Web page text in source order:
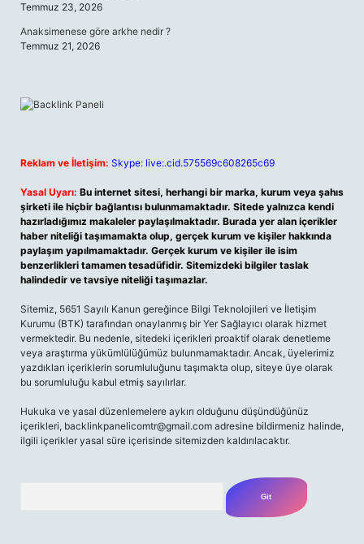
Temmuz 23, 2026
Anaksimenese göre arkhe nedir ?
Temmuz 21, 2026
Reklam ve İletişim: Skype: live:.cid.575569c608265c69
Yasal Uyarı: Bu internet sitesi, herhangi bir marka, kurum veya şahıs
şirketi ile hiçbir bağlantısı bulunmamaktadır. Sitede yalnızca kendi
hazırladığımız makaleler paylaşılmaktadır. Burada yer alan içerikler
haber niteliği taşımamakta olup, gerçek kurum ve kişiler hakkında
paylaşım yapılmamaktadır. Gerçek kurum ve kişiler ile isim
benzerlikleri tamamen tesadüfidir. Sitemizdeki bilgiler taslak
halindedir ve tavsiye niteliği taşımazlar.
Sitemiz, 5651 Sayılı Kanun gereğince Bilgi Teknolojileri ve İletişim
Kurumu (BTK) tarafından onaylanmış bir Yer Sağlayıcı olarak hizmet
vermektedir. Bu nedenle, sitedeki içerikleri proaktif olarak denetleme
veya araştırma yükümlülüğümüz bulunmamaktadır. Ancak, üyelerimiz
yazdıkları içeriklerin sorumluluğunu taşımakta olup, siteye üye olarak
bu sorumluluğu kabul etmiş sayılırlar.
Hukuka ve yasal düzenlemelere aykırı olduğunu düşündüğünüz
içerikleri, backlinkpanelicomtr@gmail.com adresine bildirmeniz halinde,
ilgili içerikler yasal süre içerisinde sitemizden kaldırılacaktır.